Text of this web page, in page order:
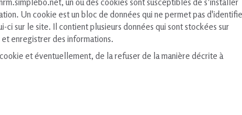
Un cookie est un bloc de données qui ne permet pas
sur le site. Il contient plusieurs données qui sont stockées sur
enregistrer des informations.
et éventuellement, de la refuser de la manière décrite à